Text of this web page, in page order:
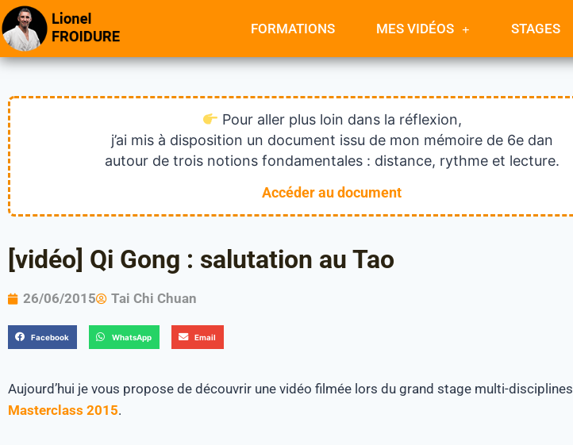
FORMATIONS MES VIDÉOS STAGES
Pour aller plus loin dans la réflexion,
j’ai mis à disposition un document issu de mon mémoire de 6e dan
autour de trois notions fondamentales : distance, rythme et lecture.
Accéder au document
[vidéo] Qi Gong : salutation au Tao
26/06/2015 Tai Chi Chuan
Facebook WhatsApp Email
Aujourd’hui je vous propose de découvrir une vidéo filmée lors du grand stage multi-disciplines
Masterclass 2015.